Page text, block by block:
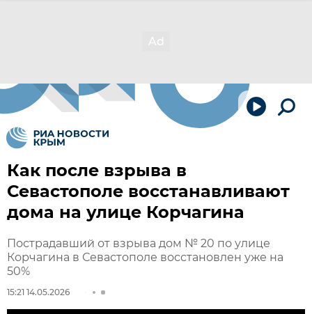
Как после взрыва в
Севастополе восстанавливают
дома на улице Корчагина
Пострадавший от взрыва дом № 20 по улице
Корчагина в Севастополе восстановлен уже на
50%
15:21 14.05.2026